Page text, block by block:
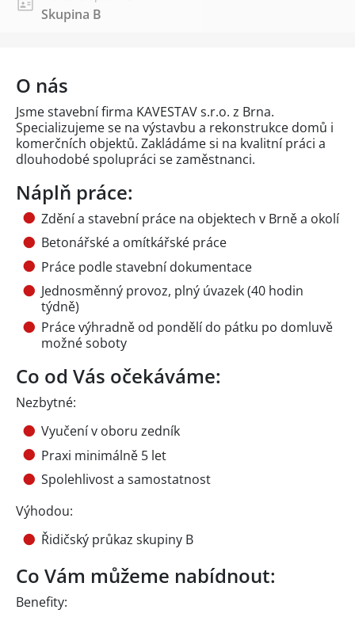
Skupina B
O nás
Jsme stavební firma KAVESTAV s.r.o. z Brna.
Specializujeme se na výstavbu a rekonstrukce domů i
komerčních objektů. Zakládáme si na kvalitní práci a
dlouhodobé spolupráci se zaměstnanci.
Náplň práce:
Zdění a stavební práce na objektech v Brně a okolí
Betonářské a omítkářské práce
Práce podle stavební dokumentace
Jednosměnný provoz, plný úvazek (40 hodin
týdně)
Práce výhradně od pondělí do pátku po domluvě
možné soboty
Co od Vás očekáváme:
Nezbytné:
Vyučení v oboru zedník
Praxi minimálně 5 let
Spolehlivost a samostatnost
Výhodou:
Řidičský průkaz skupiny B
Co Vám můžeme nabídnout:
Benefity: